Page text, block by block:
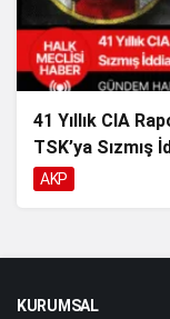
41 Yıllık CIA
TSK’ya Sızmış
AKP
KURUMSAL